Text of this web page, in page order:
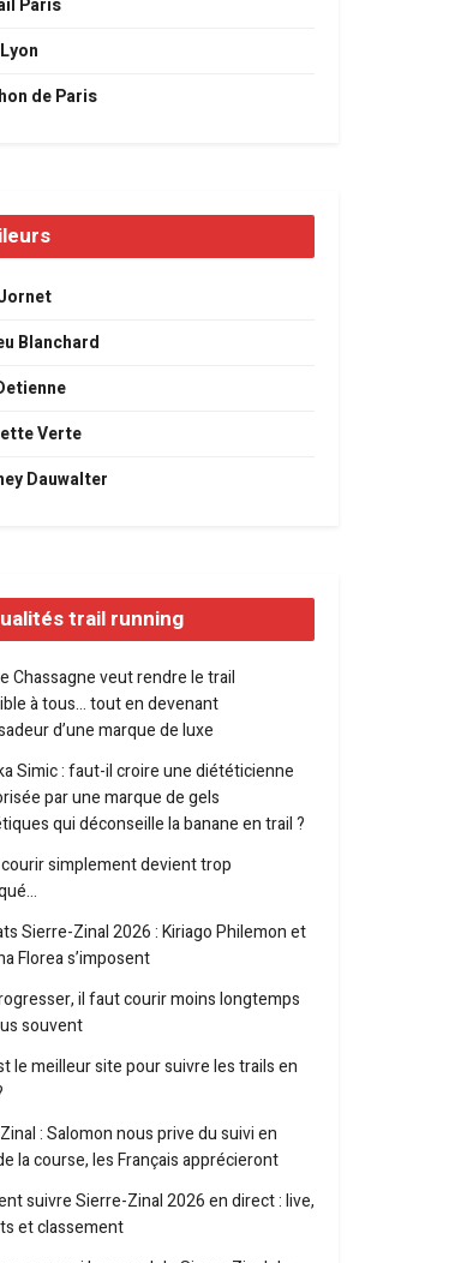
Paris
de Paris
Blanchard
Verte
Dauwalter
trail running
Chassagne veut rendre le trail
à tous… tout en devenant
d’une marque de luxe
Simic : faut-il croire une diététicienne
par une marque de gels
qui déconseille la banane en trail ?
simplement devient trop
Sierre-Zinal 2026 : Kiriago Philemon et
Florea s’imposent
il faut courir moins longtemps
souvent
le meilleur site pour suivre les trails en
: Salomon nous prive du suivi en
la course, les Français apprécieront
suivre Sierre-Zinal 2026 en direct : live,
et classement